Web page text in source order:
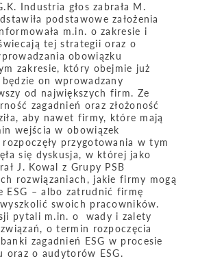
Industria głos zabrała M.
podstawowe założenia
m.in. o zakresie i
tej strategii oraz o
obowiązku
zakresie, który obejmie już
on wprowadzany
od największych firm. Ze
zagadnień oraz złożoność
aby nawet firmy, które mają
wejścia w obowiązek
przygotowania w tym
się dyskusja, w której jako
J. Kowal z Grupy PSB
rozwiązaniach, jakie firmy mogą
ESG – albo zatrudnić firmę
swoich pracowników.
pytali m.in. o wady i zalety
o termin rozpoczęcia
zagadnień ESG w procesie
oraz o audytorów ESG.